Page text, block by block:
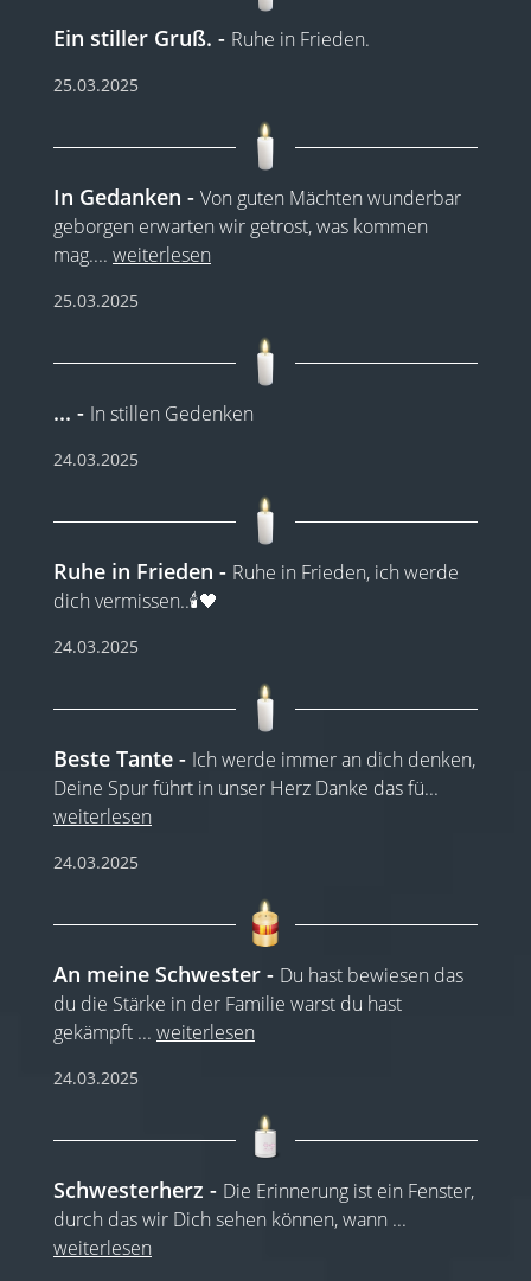
Ein stiller Gruß. Ruhe in Frieden.
25.03.2025
In Gedanken
Von guten Mächten wunderbar
geborgen erwarten wir getrost, was kommen
mag.... weiterlesen
25.03.2025
... In stillen Gedenken
24.03.2025
Ruhe in Frieden
Ruhe in Frieden, ich werde
dich vermissen..🕯️🖤
24.03.2025
Beste Tante
Ich werde immer an dich denken,
Deine Spur führt in unser Herz Danke das fü...
weiterlesen
24.03.2025
An meine Schwester
Du hast bewiesen das
du die Stärke in der Familie warst du hast
gekämpft ... weiterlesen
24.03.2025
Schwesterherz
Die Erinnerung ist ein Fenster,
durch das wir Dich sehen können, wann ...
weiterlesen